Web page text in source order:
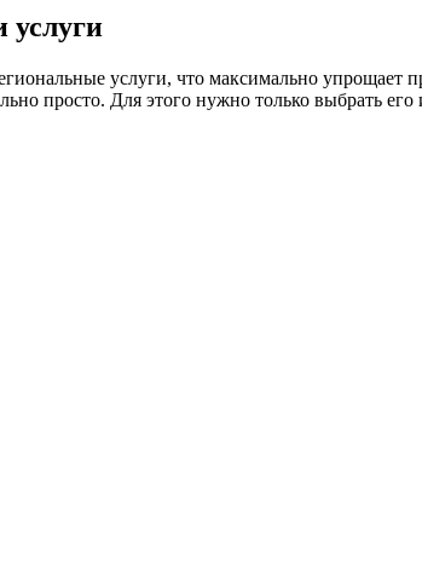
услуги
услуги, что максимально упрощает
просто. Для этого нужно только выбрать